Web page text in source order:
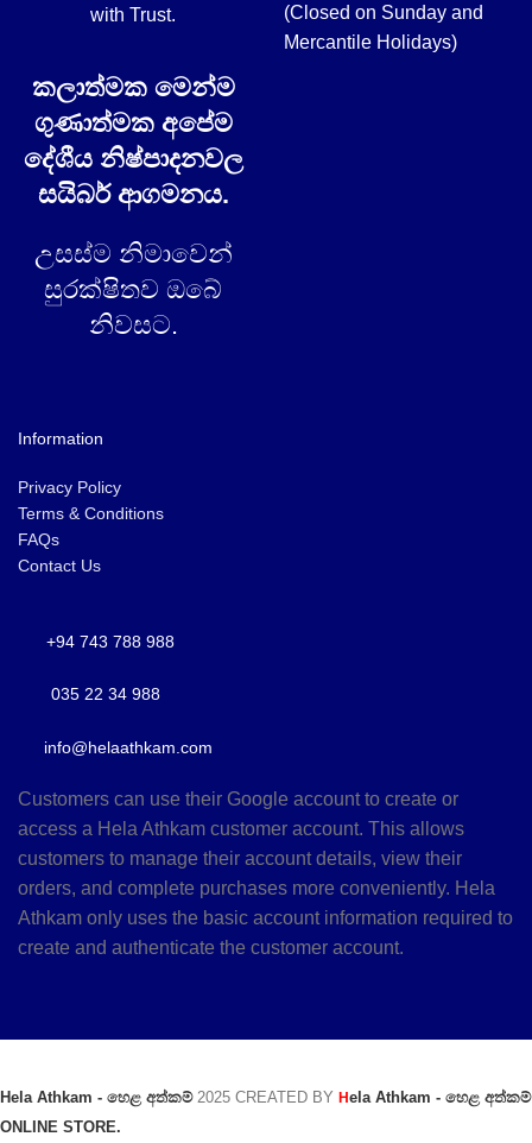
with Trust.
කලාත්මක මෙන්ම
ගුණාත්මක අපේම
දේශීය නිෂ්පාදනවල
සයිබර් ආගමනය.
උසස්ම නිමාවෙන්
සුරක්ෂිතව ඔබේ
නිවසට.
(Closed on Sunday and
Mercantile Holidays)
Information
Privacy Policy
Terms & Conditions
FAQs
Contact Us
+94 743 788 988
035 22 34 988
info@helaathkam.com
Customers can use their Google account to create or
access a Hela Athkam customer account. This allows
customers to manage their account details, view their
orders, and complete purchases more conveniently. Hela
Athkam only uses the basic account information required to
create and authenticate the customer account.
Hela Athkam - හෙළ අත්කම් 2025 CREATED BY Hela Athkam - හෙළ අත්කම්
ONLINE STORE.